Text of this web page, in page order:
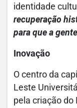
identidade
recuperação
para que a
Inovação
O centro da
Leste
pela criação do